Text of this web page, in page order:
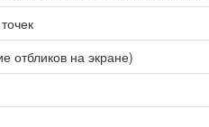
отбликов на экране)